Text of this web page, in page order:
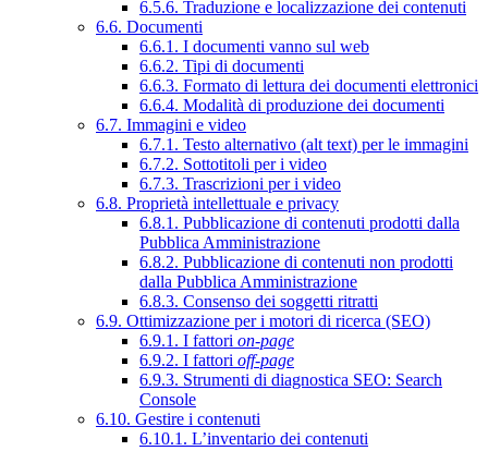
6.5.6. Traduzione e localizzazione dei contenuti
6.6. Documenti
6.6.1. I documenti vanno sul web
6.6.2. Tipi di documenti
6.6.3. Formato di lettura dei documenti elettronici
6.6.4. Modalità di produzione dei documenti
6.7. Immagini e video
6.7.1. Testo alternativo (alt text) per le immagini
6.7.2. Sottotitoli per i video
6.7.3. Trascrizioni per i video
6.8. Proprietà intellettuale e privacy
6.8.1. Pubblicazione di contenuti prodotti dalla
Pubblica Amministrazione
6.8.2. Pubblicazione di contenuti non prodotti
dalla Pubblica Amministrazione
6.8.3. Consenso dei soggetti ritratti
6.9. Ottimizzazione per i motori di ricerca (SEO)
6.9.1. I fattori on-page
6.9.2. I fattori off-page
6.9.3. Strumenti di diagnostica SEO: Search
Console
6.10. Gestire i contenuti
6.10.1. L’inventario dei contenuti